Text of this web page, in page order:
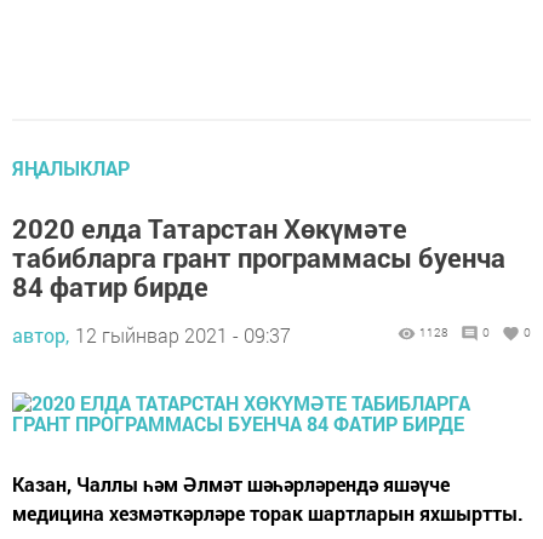
ЯҢАЛЫКЛАР
2020 елда Татарстан Хөкүмәте
табибларга грант программасы буенча
84 фатир бирде
автор, 12 гыйнвар 2021 - 09:37 1128 0 0
Казан, Чаллы һәм Әлмәт шәһәрләрендә яшәүче
медицина хезмәткәрләре торак шартларын яхшыртты.